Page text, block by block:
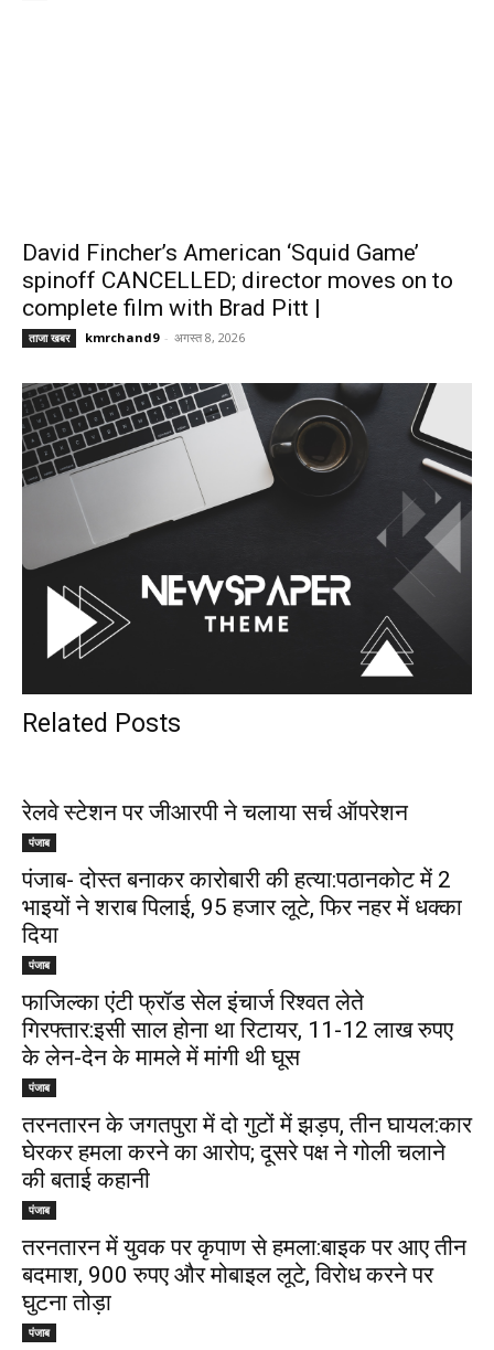
David Fincher’s American ‘Squid Game’
spinoff CANCELLED; director moves on to
complete film with Brad Pitt |
ताजा खबर kmrchand9 - अगस्त 8, 2026
Related Posts
रेलवे स्टेशन पर जीआरपी ने चलाया सर्च ऑपरेशन
पंजाब
पंजाब- दोस्त बनाकर कारोबारी की हत्या:पठानकोट में 2
भाइयों ने शराब पिलाई, ₹95 हजार लूटे, फिर नहर में धक्का
दिया
पंजाब
फाजिल्का एंटी फ्रॉड सेल इंचार्ज रिश्वत लेते
गिरफ्तार:इसी साल होना था रिटायर, 11-12 लाख रुपए
के लेन-देन के मामले में मांगी थी घूस
पंजाब
तरनतारन के जगतपुरा में दो गुटों में झड़प, तीन घायल:कार
घेरकर हमला करने का आरोप; दूसरे पक्ष ने गोली चलाने
की बताई कहानी
पंजाब
तरनतारन में युवक पर कृपाण से हमला:बाइक पर आए तीन
बदमाश, 900 रुपए और मोबाइल लूटे, विरोध करने पर
घुटना तोड़ा
पंजाब